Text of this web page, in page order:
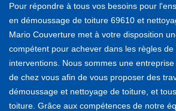
Pour répondre à tous vos besoins pour
en démoussage de toiture 69610 et
Mario Couverture met à votre disposition
compétent pour achever dans les règles
interventions. Nous sommes une
de chez vous afin de vous proposer des
démoussage et nettoyage de toiture, et
toiture. Grâce aux compétences de notre